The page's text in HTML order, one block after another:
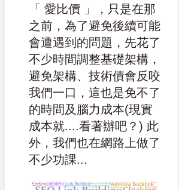
「 愛比價 」，只是在那
之前，為了避免後續可能
會遭遇到的問題，先花了
不少時間調整基礎架構，
避免架構、技術債會反咬
我們一口，這也是免不了
的時間及腦力成本(現實
成本就....看著辦吧？) 此
外，我們也在網路上做了
不少功課...